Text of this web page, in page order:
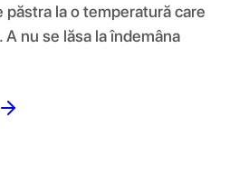
la o temperatură care
nu se lăsa la îndemâna